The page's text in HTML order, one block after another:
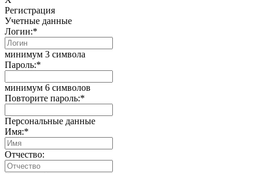
Регистрация
Учетные данные
Логин:*
минимум 3 символа
Пароль:*
минимум 6 символов
Повторите пароль:*
Персональные данные
Имя:*
Отчество: